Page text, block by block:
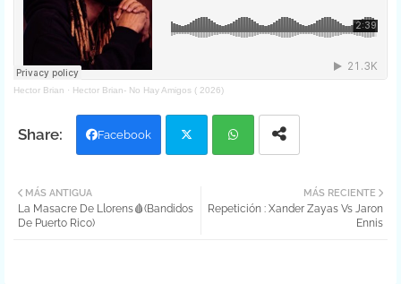
Hector Brian · Hector Brian- No Hay Amigos ( 2026)
Facebook
ter atsa
MÁS RECIENTE
Repetición : Xander Zayas Vs Jaron
Ennis
MÁS ANTIGUA
La Masacre De Llorens🩸(Bandidos
De Puerto Rico)